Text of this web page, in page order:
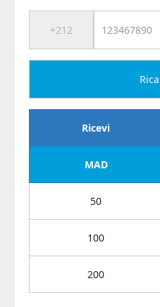
Ricevi
MAD
50
100
200